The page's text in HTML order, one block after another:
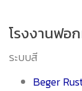
โรงงานฟอ
ระบบสี
Beger